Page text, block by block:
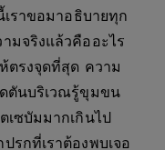
ราขอมาอธิบายทุก
มจริงแล้วคืออะไร
ตรงจุดที่สุด ความ
ตันบริเวณรู้ขุมขน
เซบัมมากเกินไป
รกที่เราต้องพบเจอ